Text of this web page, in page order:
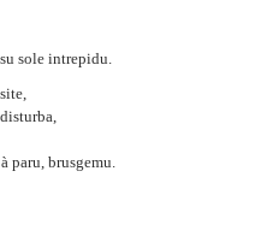
sole intrepidu.
paru, brusgemu.